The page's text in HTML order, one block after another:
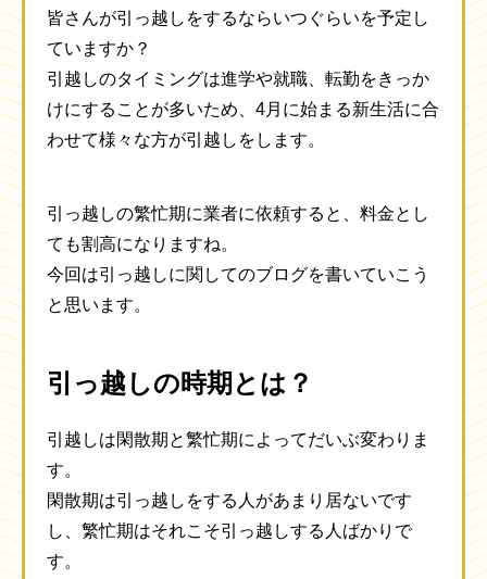
皆さんが引っ越しをするならいつぐらいを予定し
ていますか？
引越しのタイミングは進学や就職、転勤をきっか
けにすることが多いため、4月に始まる新生活に合
わせて様々な方が引越しをします。
引っ越しの繁忙期に業者に依頼すると、料金とし
ても割高になりますね。
今回は引っ越しに関してのブログを書いていこう
と思います。
引っ越しの時期とは？
引越しは閑散期と繁忙期によってだいぶ変わりま
す。
閑散期は引っ越しをする人があまり居ないです
し、繁忙期はそれこそ引っ越しする人ばかりで
す。